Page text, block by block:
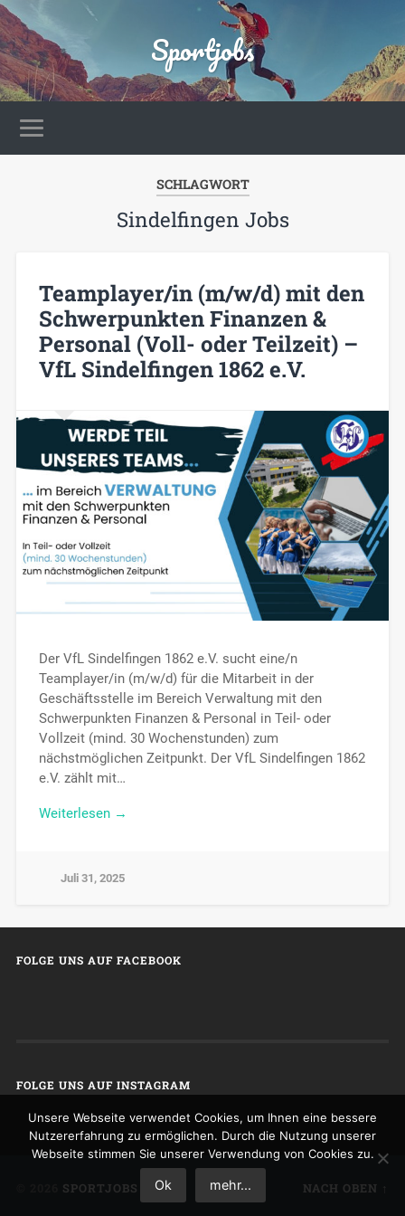
Sportjobs
SCHLAGWORT
Sindelfingen Jobs
Teamplayer/in (m/w/d) mit den
Schwerpunkten Finanzen &
Personal (Voll- oder Teilzeit) –
VfL Sindelfingen 1862 e.V.
Der VfL Sindelfingen 1862 e.V. sucht eine/n
Teamplayer/in (m/w/d) für die Mitarbeit in der
Geschäftsstelle im Bereich Verwaltung mit den
Schwerpunkten Finanzen & Personal in Teil- oder
Vollzeit (mind. 30 Wochenstunden) zum
nächstmöglichen Zeitpunkt. Der VfL Sindelfingen 1862
e.V. zählt mit…
Weiterlesen →
Juli 31, 2025
FOLGE UNS AUF FACEBOOK
FOLGE UNS AUF INSTAGRAM
SPORTJOBS NACH OBEN ↑
Unsere Webseite verwendet Cookies, um Ihnen eine bessere
Nutzererfahrung zu ermöglichen. Durch die Nutzung unserer
Webseite stimmen Sie unserer Verwendung von Cookies zu.
Ok mehr...